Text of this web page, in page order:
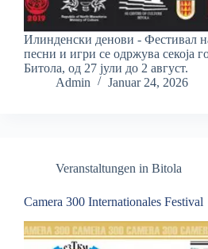
Илинденски денови - Фестивал
песни и игри се одржува секоја
Битола, од 27 јули до 2 август.
Admin
Januar 24, 2026
Veranstaltungen in Bitola
Camera 300 Internationales Festival